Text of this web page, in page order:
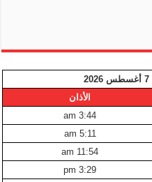
الأذان
3:44 am
5:11 am
11:54 am
3:29 pm